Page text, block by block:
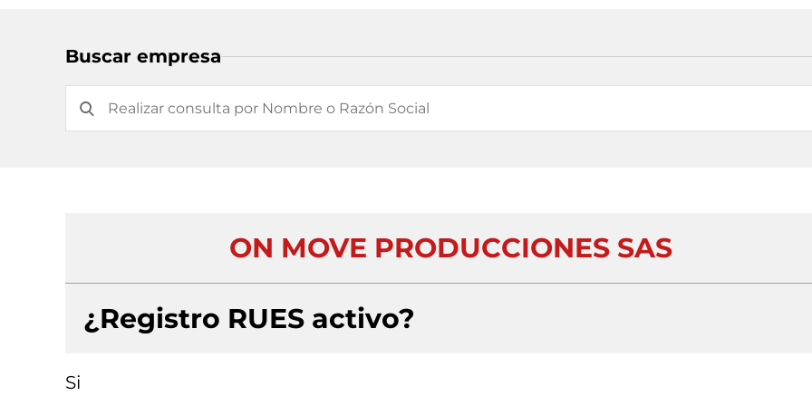
Buscar empresa
ON MOVE PRODUCCIONES SAS
¿Registro RUES activo?
Si